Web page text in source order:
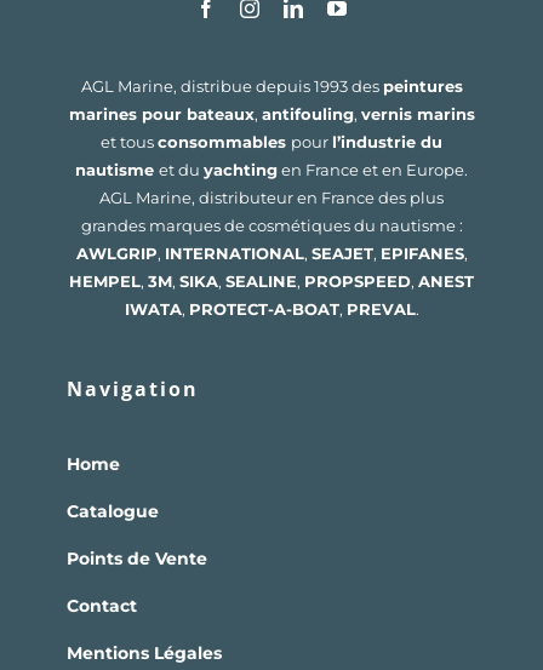
AGL Marine, distribue depuis 1993 des peintures
marines pour bateaux, antifouling, vernis marins
et tousconsommables pour l’industrie du
nautisme et du yachtingen France et en Europe.
AGL Marine, distributeur en France des plus
grandes marques de cosmétiques du nautisme :
AWLGRIP, INTERNATIONAL, SEAJET, EPIFANES,
HEMPEL, 3M, SIKA, SEALINE, PROPSPEED, ANEST
IWATA, PROTECT-A-BOAT, PREVAL.
Navigation
Home
Catalogue
Points de Vente
Contact
Mentions Légales